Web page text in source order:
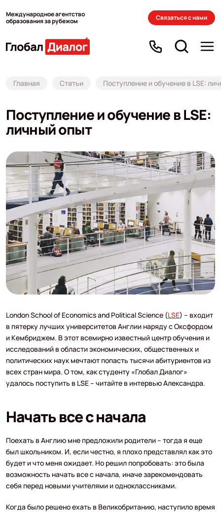
Международное агентство
образования за рубежом
Связаться с нами
Главная Статьи Поступление и обучение в LSE:
Поступление и обучение в LSE:
личный опыт
London School of Economics and Political Science (LSE) – входит
в пятерку лучших университетов Англии наряду с Оксфордом
и Кембриджем. В этот всемирно известный центр обучения и
исследований в области экономических, общественных и
политических наук мечтают попасть тысячи абитуриентов из
всех стран мира. О том, как студенту «Глобал Диалог»
удалось поступить в LSE – читайте в интервью Александра.
Начать все с начала
Поехать в Англию мне предложили родители – тогда я еще
был школьником. И, если честно, я плохо представлял как это
будет и что меня ожидает. Но решил попробовать: это была
возможность начать все с начала, иначе зарекомендовать
себя перед новыми учителями и одноклассниками.
Когда было решено ехать в Великобританию, наступило время